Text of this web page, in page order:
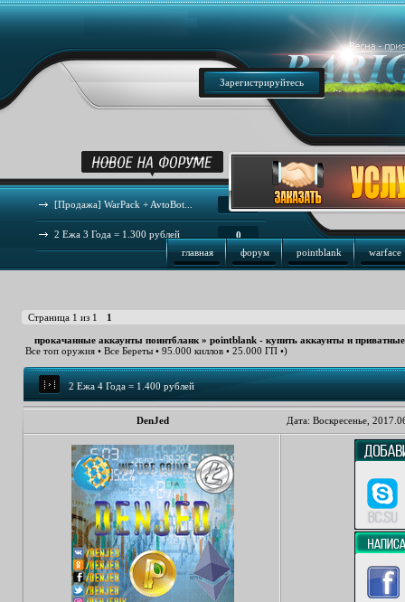
Зарегистрируйтесь
44
[Продажа] WarPack + AvtoBot...
0
2 Ежа 3 Года = 1.300 рублей
главная
форум pointblank warface
Страница 1 из 1 1
прокачанные аккаунты поинтбланк » pointblank - купить аккаунты и
Все топ оружия • Все Береты • 95.000 киллов • 25.000 ГП •)
2 Ежа 4 Года = 1.400 рублей
DenJed Дата: Воскресенье,